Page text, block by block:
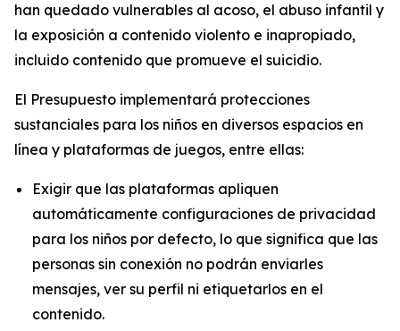
han quedado vulnerables al acoso, el abuso infantil y
la exposición a contenido violento e inapropiado,
incluido contenido que promueve el suicidio.
El Presupuesto implementará protecciones
sustanciales para los niños en diversos espacios en
línea y plataformas de juegos, entre ellas:
Exigir que las plataformas apliquen
automáticamente configuraciones de privacidad
para los niños por defecto, lo que significa que las
personas sin conexión no podrán enviarles
mensajes, ver su perfil ni etiquetarlos en el
contenido.